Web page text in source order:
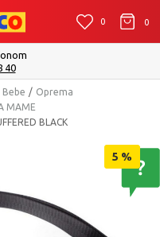
0 0
u roku od 2 do 4 radna
Pogledaj više
Bebe
Oprema
MAME
BLACK
5 %